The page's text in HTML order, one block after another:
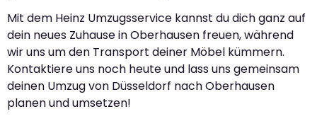
Mit dem Heinz Umzugsservice kannst du dich ganz auf
dein neues Zuhause in Oberhausen freuen, während
wir uns um den Transport deiner Möbel kümmern.
Kontaktiere uns noch heute und lass uns gemeinsam
deinen Umzug von Düsseldorf nach Oberhausen
planen und umsetzen!